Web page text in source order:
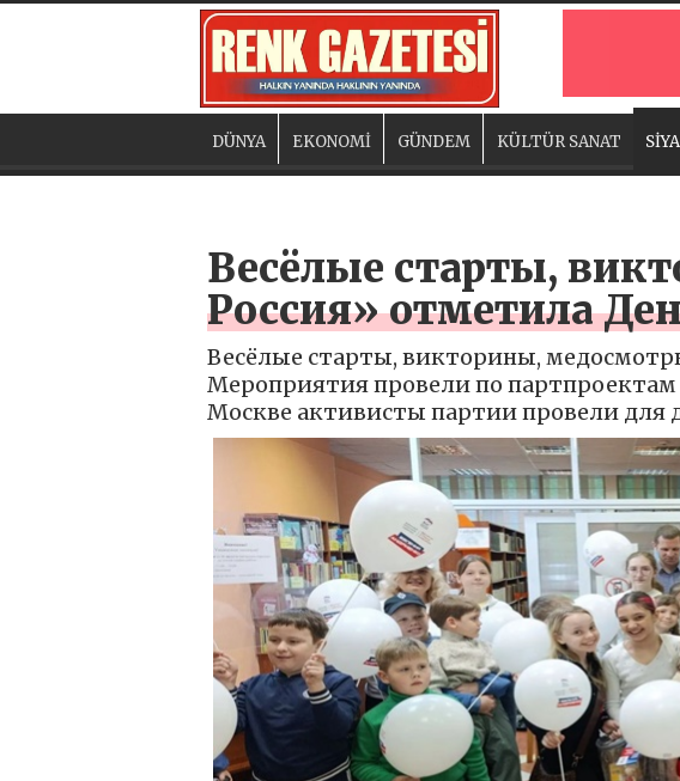
DÜNYA EKONOMİ GÜNDEM KÜLTÜR SANAT
Весёлые старты,
Россия» отметила
Весёлые старты, викторины,
Мероприятия провели по
Москве активисты партии провели для